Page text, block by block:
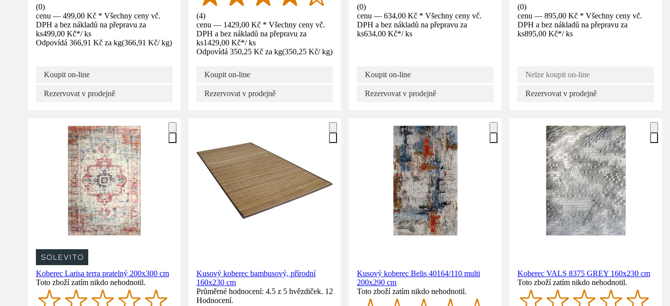
(0)
cenu — 499,00 Kč * Všechny ceny vč.
DPH a bez nákladů na přepravu za
ks499,00 Kč*/ ks
Odpovídá 366,91 Kč za kg(366,91 Kč/ kg)
Koupit on-line
Rezervovat v prodejně
(4)
cenu — 1429,00 Kč * Všechny ceny vč.
DPH a bez nákladů na přepravu za
ks1429,00 Kč*/ ks
Odpovídá 350,25 Kč za kg(350,25 Kč/ kg)
Koupit on-line
Rezervovat v prodejně
(0)
cenu — 634,00 Kč * Všechny ceny vč.
DPH a bez nákladů na přepravu za
ks634,00 Kč*/ ks
Koupit on-line
Rezervovat v prodejně
(0)
cenu — 895,00 Kč * Všechny ceny vč.
DPH a bez nákladů na přepravu za
ks895,00 Kč*/ ks
Nelze koupit on-line
Rezervovat v prodejně
Koberec Larisa terra pratelný 200x300 cm
Toto zboží zatím nikdo nehodnotil.
Kusový koberec bambusový, přírodní
160x230 cm
Průměrné hodnocení: 4.5 z 5 hvězdiček. 12
Hodnocení.
Kusový koberec Belis 40164/110 multi
200x290 cm
Toto zboží zatím nikdo nehodnotil.
Koberec VALS 8375 GREY 160x230 cm
Toto zboží zatím nikdo nehodnotil.